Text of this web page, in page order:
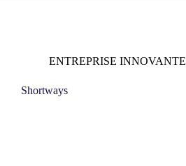
ENTREPRISE INNOVANTE
Shortways